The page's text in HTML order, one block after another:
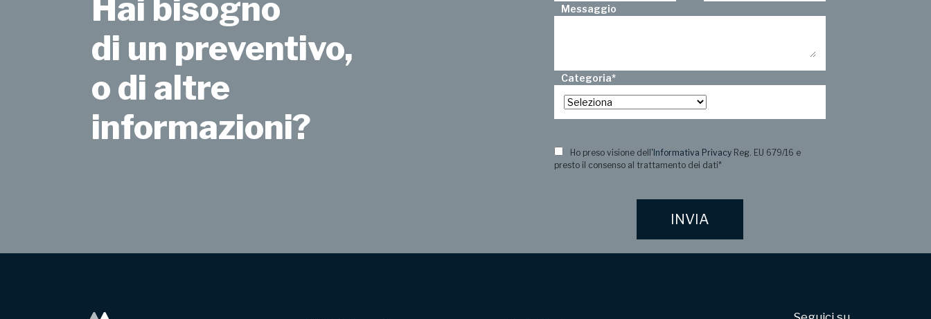
Hai bisogno
di un preventivo,
o di altre
informazioni?
Messaggio
Categoria*
Ho preso visione dell 'Informativa PrivacyReg. EU 679/16 e
presto il consenso al trattamento dei dati*